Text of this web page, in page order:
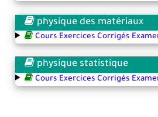
physique des matériaux
Cours Exercices Corrigés
physique statistique
Cours Exercices Corrigés